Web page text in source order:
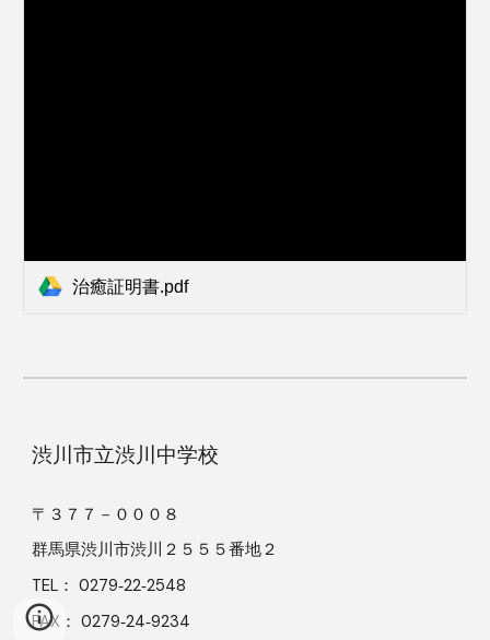
治癒証明書.pdf
渋川市立渋川中学校
〒３７７－０００８
群馬県渋川市渋川２５５５番地２
TEL： 0279‐22‐2548
FAX： 0279‐24‐9234